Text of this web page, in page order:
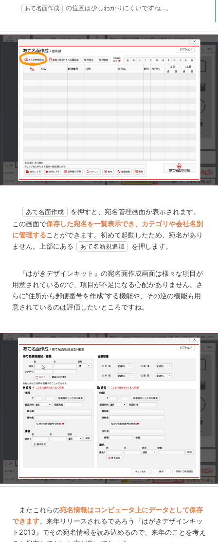
あて名面作成 の位置は少しわかりにくいですね…。
あて名面作成
を押すと、宛名管理画面が表示されます。
この画面で保存した宛名を一覧表示でき、カテゴリや会社名別
に管理することができます。初めて起動したため、宛名があり
ません。上部にある
あて名新規追加 を押します。
『はがきデザインキット』の宛名面作成画面は様々な項目が
用意されているので、項目が不足になる心配がありません。さ
らに“住所から郵便番号を作成”する機能や、その逆の機能も用
意されているのは評価したいところですね。
またこれらの宛名情報はコンピュータ上にデータとして保存
できます。来年リリースされるであろう『はがきデザインキッ
ト2013』でその宛名情報を読み込めるので、来年のことを考え